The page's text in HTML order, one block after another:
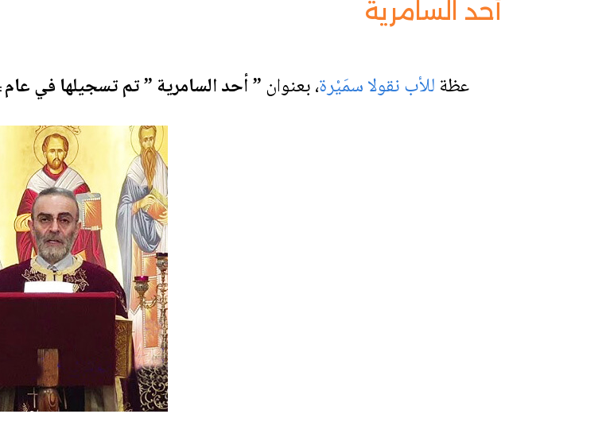
أحد السامرية
عظةللأب نقولا سمَيْرة،بعنوان” أحد السامرية ” تم تسجيلها في عام 2024